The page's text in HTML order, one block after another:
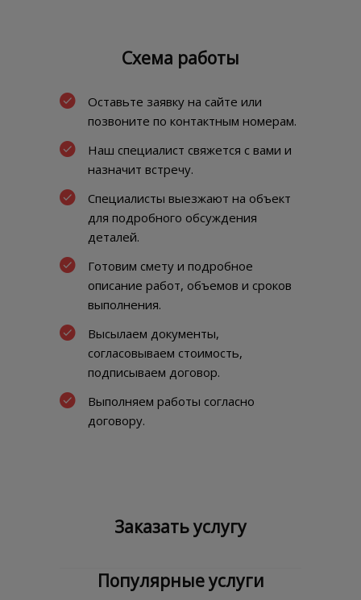
Схема работы
Оставьте заявку на сайте или
позвоните по контактным номерам.
Наш специалист свяжется с вами и
назначит встречу.
Специалисты выезжают на объект
для подробного обсуждения
деталей.
Готовим смету и подробное
описание работ, объемов и сроков
выполнения.
Высылаем документы,
согласовываем стоимость,
подписываем договор.
Выполняем работы согласно
договору.
Заказать услугу
Популярные услуги